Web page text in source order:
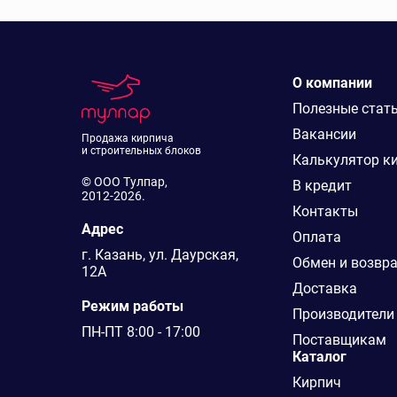
Продажа кирпича
и строительных блоков
© ООО Тулпар,
2012-2026.
Адрес
г. Казань, ул. Даурская,
12А
Режим работы
ПН-ПТ 8:00 - 17:00
О компании
Полезные
Вакансии
Калькулятор
В кредит
Контакты
Оплата
Обмен и
Доставка
Производители
Поставщикам
Каталог
Кирпич